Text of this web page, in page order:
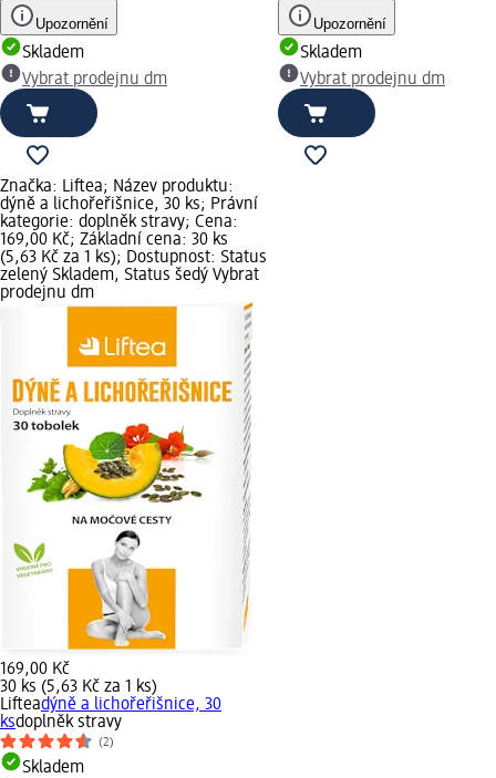
Upozornění
Skladem
Vybrat prodejnu dm
Upozornění
Skladem
Vybrat prodejnu dm
Značka: Liftea; Název produktu:
dýně a lichořeřišnice, 30 ks; Právní
kategorie: doplněk stravy; Cena:
169,00 Kč; Základní cena: 30 ks
(5,63 Kč za 1 ks); Dostupnost: Status
zelený Skladem, Status šedý Vybrat
prodejnu dm
169,00 Kč
30 ks (5,63 Kč za 1 ks)
Lifteadýně a lichořeřišnice, 30
ksdoplněk stravy
(2)
Skladem